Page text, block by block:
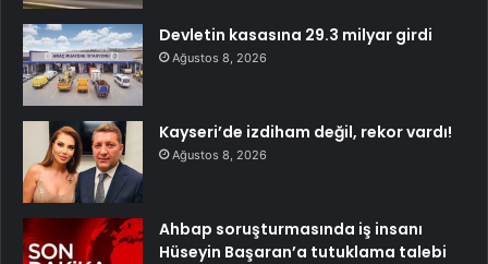
Devletin kasasına 29.3 milyar girdi
Ağustos 8, 2026
Kayseri’de izdiham değil, rekor vardı!
Ağustos 8, 2026
Ahbap soruşturmasında iş insanı
Hüseyin Başaran’a tutuklama talebi